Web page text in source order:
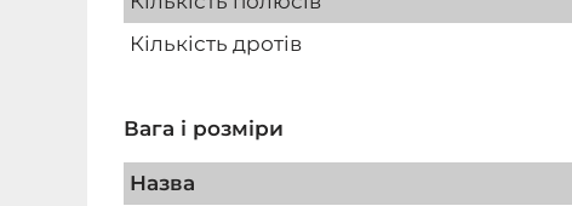
Кількість дротів
Вага і розміри
Назва